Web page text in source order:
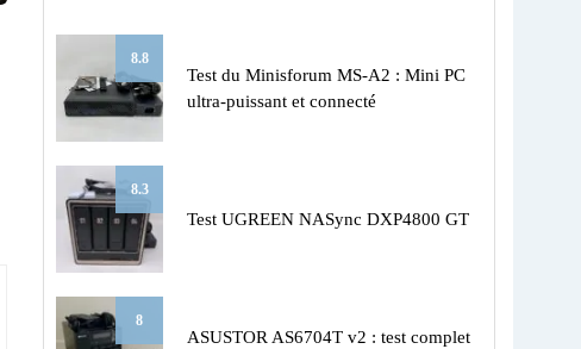
8.8
Test du Minisforum MS-A2 : Mini PC
ultra-puissant et connecté
8.3
Test UGREEN NASync DXP4800 GT
8
ASUSTOR AS6704T v2 : test complet